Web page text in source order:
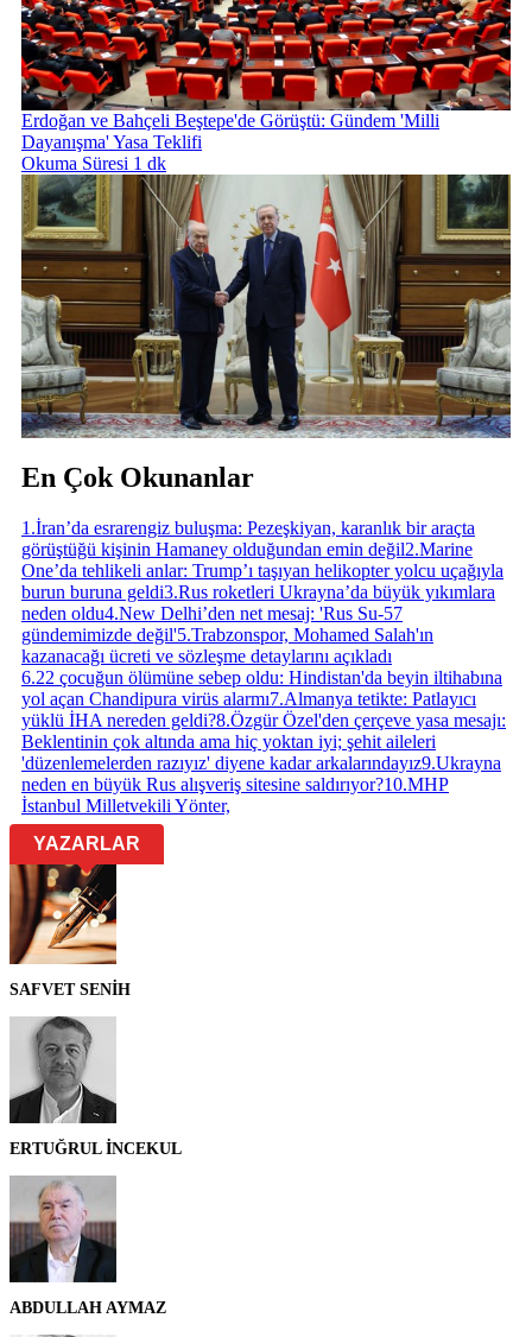
Erdoğan ve Bahçeli Beştepe'de Görüştü: Gündem 'Milli
Dayanışma' Yasa Teklifi
Okuma Süresi 1 dk
En Çok Okunanlar
1 .İran’da esrarengiz buluşma: Pezeşkiyan, karanlık bir araçta
görüştüğü kişinin Hamaney olduğundan emin değil2.Marine
One’da tehlikeli anlar: Trump’ı taşıyan helikopter yolcu uçağıyla
burun buruna geldi3.Rus roketleri Ukrayna’da büyük yıkımlara
neden oldu4.New Delhi’den net mesaj: 'Rus Su-57
gündemimizde değil'5.Trabzonspor, Mohamed Salah'ın
kazanacağı ücreti ve sözleşme detaylarını açıkladı
6.22 çocuğun ölümüne sebep oldu: Hindistan'da beyin iltihabına
yol açan Chandipura virüs alarmı7.Almanya tetikte: Patlayıcı
yüklü İHA nereden geldi?8.Özgür Özel'den çerçeve yasa mesajı:
Beklentinin çok altında ama hiç yoktan iyi; şehit aileleri
'düzenlemelerden razıyız' diyene kadar arkalarındayız9.Ukrayna
neden en büyük Rus alışveriş sitesine saldırıyor?10.MHP
İstanbul Milletvekili Yönter,
YAZARLAR
SAFVET SENİH
ERTUĞRUL İNCEKUL
ABDULLAH AYMAZ